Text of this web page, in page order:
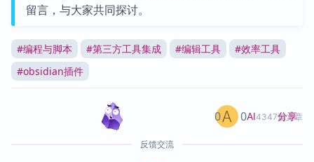
留言，与大家共同探讨。
#编程与脚本 #第三方工具集成 #编辑工具 #效率工具
#obsidian插件
AI4347篇文章
0 0 分享
反馈交流